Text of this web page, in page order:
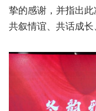
挚的感谢，并指出此
共叙情谊、共话成长